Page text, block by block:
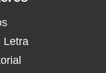
Letra